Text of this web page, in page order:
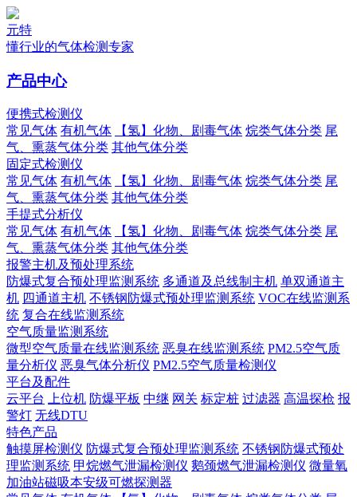
元特
懂行业的气体检测专家
产品中心
便携式检测仪
常见气体 有机气体 【氢】化物、剧毒气体 烷类气体分类 尾
气、熏蒸气体分类 其他气体分类
固定式检测仪
常见气体 有机气体 【氢】化物、剧毒气体 烷类气体分类 尾
气、熏蒸气体分类 其他气体分类
手提式分析仪
常见气体 有机气体 【氢】化物、剧毒气体 烷类气体分类 尾
气、熏蒸气体分类 其他气体分类
报警主机及预处理系统
防爆式复合预处理监测系统 多通道及总线制主机 单双通道主
机 四通道主机 不锈钢防爆式预处理监测系统 VOC在线监测系
统 复合在线监测系统
空气质量监测系统
微型空气质量在线监测系统 恶臭在线监测系统 PM2.5空气质
量分析仪 恶臭气体分析仪 PM2.5空气质量检测仪
平台及配件
云平台 上位机 防爆平板 中继 网关 标定桩 过滤器 高温探枪 报
警灯 无线DTU
特色产品
触摸屏检测仪 防爆式复合预处理监测系统 不锈钢防爆式预处
理监测系统 甲烷燃气泄漏检测仪 鹅颈燃气泄漏检测仪 微量氧
加油站磁吸本安级可燃探测器